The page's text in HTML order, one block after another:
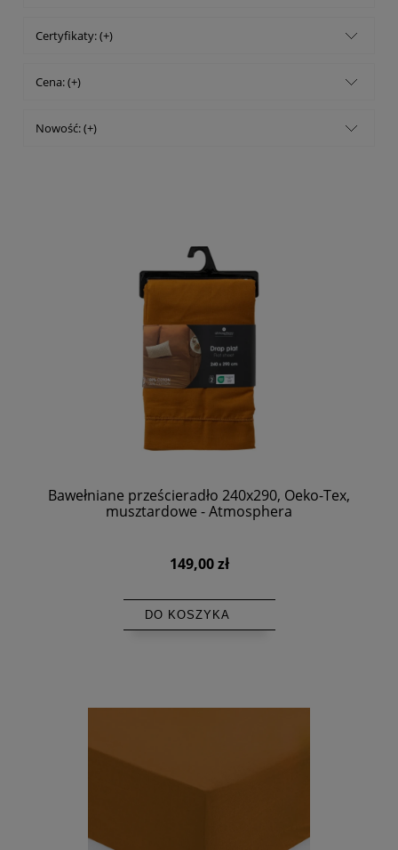
Certyfikaty: (+)
Cena: (+)
Nowość: (+)
Bawełniane prześcieradło 240x290, Oeko-Tex,
musztardowe - Atmosphera
149,00 zł
DO KOSZYKA